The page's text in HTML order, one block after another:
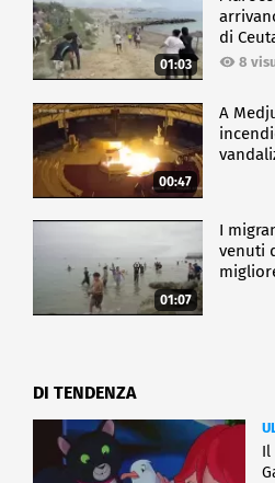
01:03
di
8
00:47
A
01:07
I
venuti
DI TENDENZA
Il